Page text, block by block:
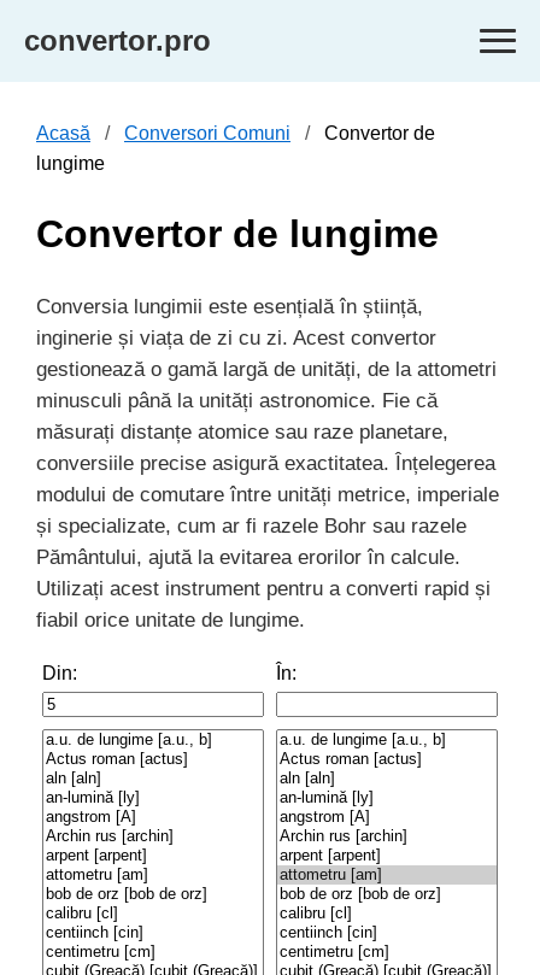
convertor.pro
Acasă Conversori Comuni
Convertor de
lungime
Convertor de lungime
Conversia lungimii este esențială în știință,
inginerie și viața de zi cu zi. Acest convertor
gestionează o gamă largă de unități, de la attometri
minusculi până la unități astronomice. Fie că
măsurați distanțe atomice sau raze planetare,
conversiile precise asigură exactitatea. Înțelegerea
modului de comutare între unități metrice, imperiale
și specializate, cum ar fi razele Bohr sau razele
Pământului, ajută la evitarea erorilor în calcule.
Utilizați acest instrument pentru a converti rapid și
fiabil orice unitate de lungime.
Din: În: